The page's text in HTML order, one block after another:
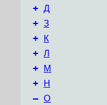
+ Д
+ З
+ К
+ Л
+ М
+ Н
– О